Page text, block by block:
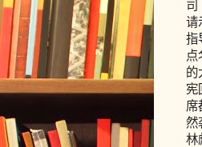
司
请
指
的
宪
席
然
林